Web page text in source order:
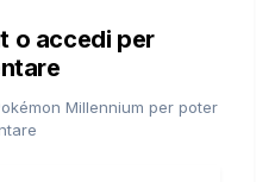
o accedi per
Millennium per poter